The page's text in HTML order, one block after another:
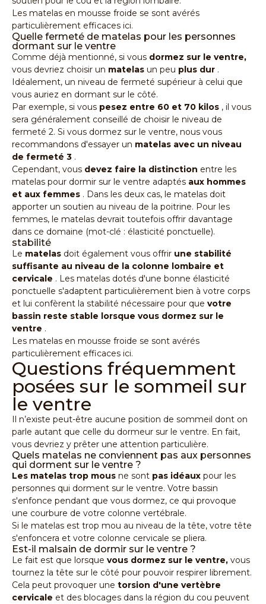
Les matelas en mousse froide se sont avérés
particulièrement efficaces ici.
Quelle fermeté de matelas pour les personnes
dormant sur le ventre
Comme déjà mentionné, si vous dormez sur le ventre,
vous devriez choisir un matelas un peu plus dur .
Idéalement, un niveau de fermeté supérieur à celui que
vous auriez en dormant sur le côté.
Par exemple, si vous pesez entre 60 et 70 kilos , il vous
sera généralement conseillé de choisir le niveau de
fermeté 2. Si vous dormez sur le ventre, nous vous
recommandons d'essayer un matelas avec un niveau
de fermeté 3 .
Cependant, vous devez faire la distinction entre les
matelas pour dormir sur le ventre adaptés aux hommes
et aux femmes . Dans les deux cas, le matelas doit
apporter un soutien au niveau de la poitrine. Pour les
femmes, le matelas devrait toutefois offrir davantage
dans ce domaine (mot-clé : élasticité ponctuelle).
stabilité
Le matelas doit également vous offrir une stabilité
suffisante au niveau de la colonne lombaire et
cervicale . Les matelas dotés d'une bonne élasticité
ponctuelle s'adaptent particulièrement bien à votre corps
et lui confèrent la stabilité nécessaire pour que votre
bassin reste stable lorsque vous dormez sur le
ventre .
Les matelas en mousse froide se sont avérés
particulièrement efficaces ici.
Questions fréquemment
posées sur le sommeil sur
le ventre
Il n’existe peut-être aucune position de sommeil dont on
parle autant que celle du dormeur sur le ventre. En fait,
vous devriez y prêter une attention particulière.
Quels matelas ne conviennent pas aux personnes
qui dorment sur le ventre ?
Les matelas trop mous ne sont pas idéaux pour les
personnes qui dorment sur le ventre. Votre bassin
s'enfonce pendant que vous dormez, ce qui provoque
une courbure de votre colonne vertébrale.
Si le matelas est trop mou au niveau de la tête, votre tête
s'enfoncera et votre colonne cervicale se pliera.
Est-il malsain de dormir sur le ventre ?
Le fait est que lorsque vous dormez sur le ventre, vous
tournez la tête sur le côté pour pouvoir respirer librement.
Cela peut provoquer une torsion d'une vertèbre
cervicale et des blocages dans la région du cou peuvent